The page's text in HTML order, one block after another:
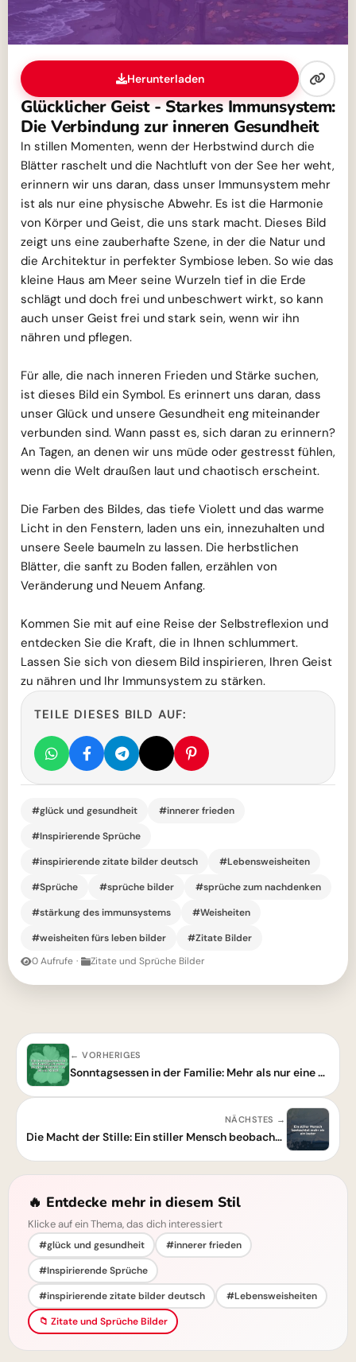
Herunterladen
Glücklicher Geist - Starkes Immunsystem:
Die Verbindung zur inneren Gesundheit
In stillen Momenten, wenn der Herbstwind durch die
Blätter raschelt und die Nachtluft von der See her weht,
erinnern wir uns daran, dass unser Immunsystem mehr
ist als nur eine physische Abwehr. Es ist die Harmonie
von Körper und Geist, die uns stark macht. Dieses Bild
zeigt uns eine zauberhafte Szene, in der die Natur und
die Architektur in perfekter Symbiose leben. So wie das
kleine Haus am Meer seine Wurzeln tief in die Erde
schlägt und doch frei und unbeschwert wirkt, so kann
auch unser Geist frei und stark sein, wenn wir ihn
nähren und pflegen.
Für alle, die nach inneren Frieden und Stärke suchen,
ist dieses Bild ein Symbol. Es erinnert uns daran, dass
unser Glück und unsere Gesundheit eng miteinander
verbunden sind. Wann passt es, sich daran zu erinnern?
An Tagen, an denen wir uns müde oder gestresst fühlen,
wenn die Welt draußen laut und chaotisch erscheint.
Die Farben des Bildes, das tiefe Violett und das warme
Licht in den Fenstern, laden uns ein, innezuhalten und
unsere Seele baumeln zu lassen. Die herbstlichen
Blätter, die sanft zu Boden fallen, erzählen von
Veränderung und Neuem Anfang.
Kommen Sie mit auf eine Reise der Selbstreflexion und
entdecken Sie die Kraft, die in Ihnen schlummert.
Lassen Sie sich von diesem Bild inspirieren, Ihren Geist
zu nähren und Ihr Immunsystem zu stärken.
TEILE DIESES BILD AUF:
#glück und gesundheit
#innerer frieden
#Inspirierende Sprüche
#inspirierende zitate bilder deutsch
#Lebensweisheiten
#Sprüche
#sprüche bilder
#sprüche zum nachdenken
#stärkung des immunsystems
#Weisheiten
#weisheiten fürs leben bilder
#Zitate Bilder
0 Aufrufe · Zitate und Sprüche Bilder
← VORHERIGES
Sonntagsessen in der Familie: Mehr als nur eine Mahlzeit
NÄCHSTES →
Die Macht der Stille: Ein stiller Mensch beobachtet mehr
🔥 Entdecke mehr in diesem Stil
Klicke auf ein Thema, das dich interessiert
#glück und gesundheit
#innerer frieden
#Inspirierende Sprüche
#inspirierende zitate bilder deutsch
#Lebensweisheiten
📁 Zitate und Sprüche Bilder